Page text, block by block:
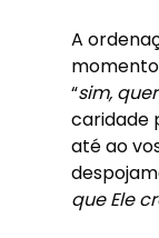
A
“sim,
caridade
até ao
que Ele